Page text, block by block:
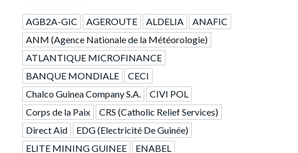
AGB2A-GIC AGEROUTE ALDELIA
ANAFIC
ANM (Agence Nationale de la Météorologie)
ATLANTIQUE MICROFINANCE
BANQUE MONDIALE
CECI
Chalco Guinea Company S.A.
CIVI POL
Corps de la Paix
CRS (Catholic Relief Services)
Direct Aid
EDG (Electricité De Guinée)
ELITE MINING GUINEE
ENABEL